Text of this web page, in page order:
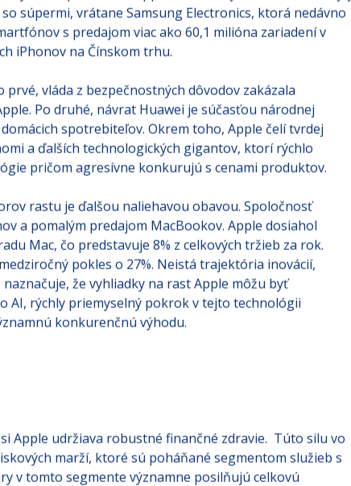
v porovnaní s Apple 48,7 miliónov iPhoneov.
výhoda spoločnosti Apple sa oslabuje, sú evidentné v jej
súpermi, vrátane Samsung Electronics, ktorá nedávno
s predajom viac ako 60,1 milióna zariadení v
iPhonov na Čínskom trhu.
vláda z bezpečnostných dôvodov zakázala
Po druhé, návrat Huawei je súčasťou národnej
spotrebiteľov. Okrem toho, Apple čelí tvrdej
a ďalších technologických gigantov, ktorí rýchlo
pričom agresívne konkurujú s cenami produktov.
rastu je ďalšou naliehavou obavou. Spoločnosť
a pomalým predajom MacBookov. Apple dosiahol
Mac, čo predstavuje 8% z celkových tržieb za rok.
pokles o 27%. Neistá trajektória inovácií,
že vyhliadky na rast Apple môžu byť
konkurenčnú výhodu.